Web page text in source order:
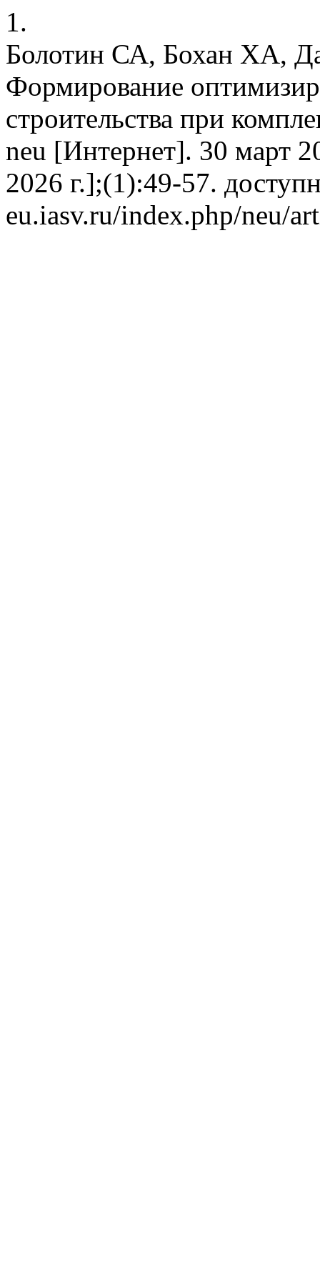
1.
Болотин СА, Бохан ХА,
Формирование
строительства при
neu [Интернет]. 30 март
2026 г.];(1):49-57.
eu.iasv.ru/index.php/neu/